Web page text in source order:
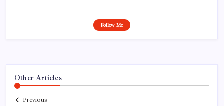
Follow Me
Other Articles
Previous